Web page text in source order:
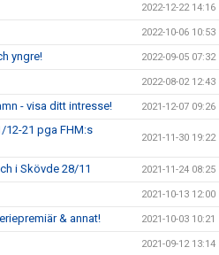
2022-12-22 14:16
2022-10-06 10:53
yngre! 2022-09-05 07:32
2022-08-02 12:43
- visa ditt intresse! 2021-12-07 09:26
12-21 pga FHM:s
2021-11-30 19:22
i Skövde 28/11 2021-11-24 08:25
2021-10-13 12:00
& annat! 2021-10-03 10:21
2021-09-12 13:14